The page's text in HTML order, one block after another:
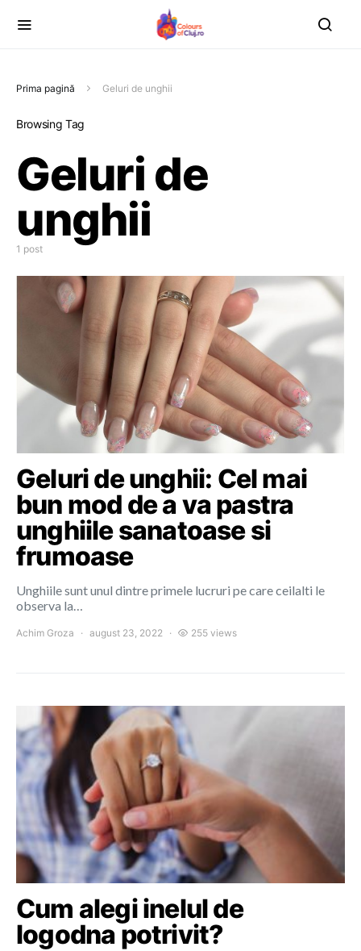
Prima pagină Geluri de unghii
Browsing Tag
Geluri de
unghii
1 post
Geluri de unghii: Cel mai
bun mod de a va pastra
unghiile sanatoase si
frumoase
Unghiile sunt unul dintre primele lucruri pe care ceilalti le
observa la…
Achim Groza august 23, 2022 255 views
Cum alegi inelul de
logodna potrivit?